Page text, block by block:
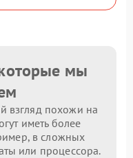
мы
взгляд похожи на
иметь более
в сложных
или процессора.